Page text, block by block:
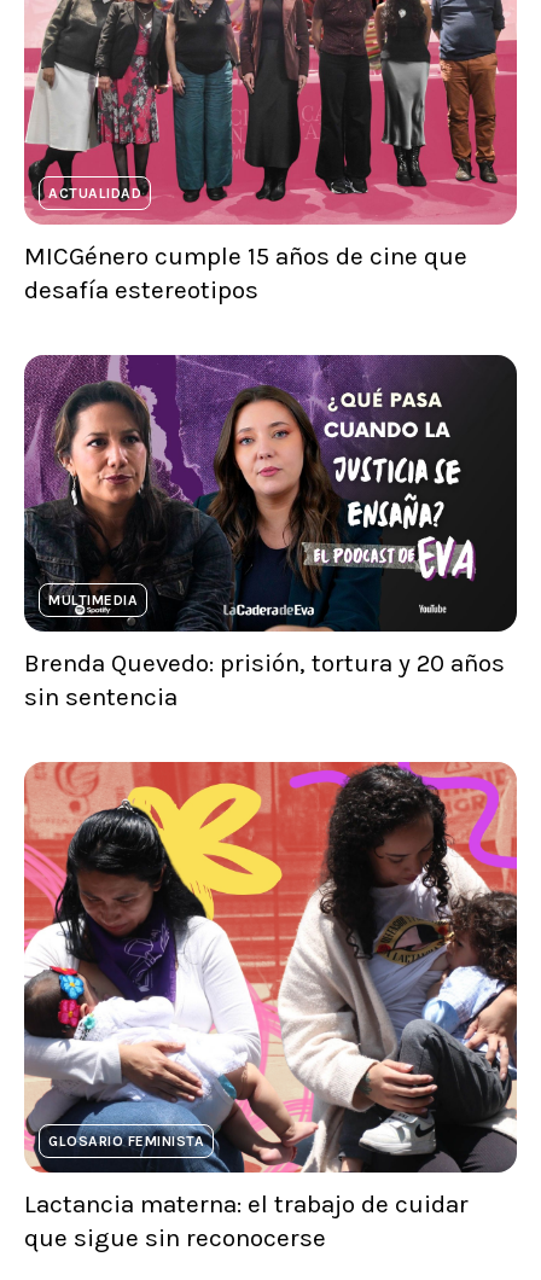
ACTUALIDAD
MICGénero cumple 15 años de cine que
desafía estereotipos
MULTIMEDIA
Brenda Quevedo: prisión, tortura y 20 años
sin sentencia
GLOSARIO FEMINISTA
Lactancia materna: el trabajo de cuidar
que sigue sin reconocerse